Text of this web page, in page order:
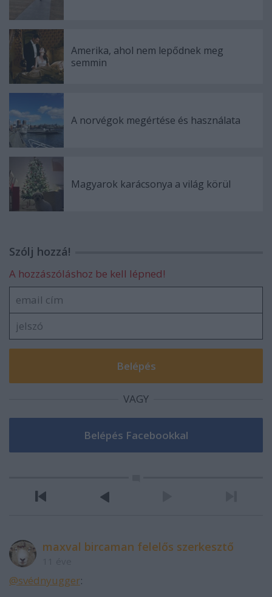
Amerika, ahol nem lepődnek meg
semmin
A norvégok megértése és használata
Magyarok karácsonya a világ körül
Szólj hozzá!
A hozzászóláshoz be kell lépned!
VAGY
maxval bircaman felelős szerkesztő
@svédnyugger: